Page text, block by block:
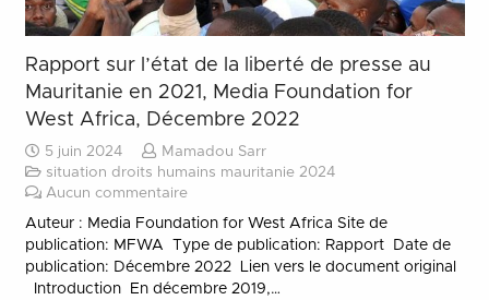
Rapport sur l’état de la liberté de presse au
Mauritanie en 2021, Media Foundation for
West Africa, Décembre 2022
5 juin 2024
Mamadou Sarr
situation droits humains mauritanie 2024
Aucun commentaire
Auteur : Media Foundation for West Africa Site de
publication: MFWA Type de publication: Rapport Date de
publication: Décembre 2022 Lien vers le document original
Introduction En décembre 2019,…